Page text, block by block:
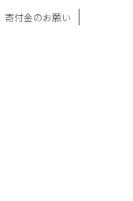
寄付金のお願い